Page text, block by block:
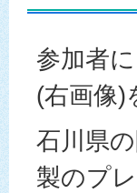
参加者
(右画像)
石川県
製のプ